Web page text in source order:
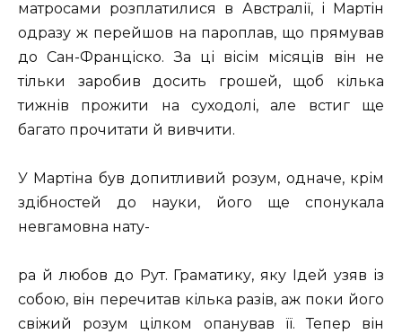
матросами розплатилися в Австралії, і Мартін
одразу ж перейшов на пароплав, що прямував
до Сан-Франціско. За ці вісім місяців він не
тільки заробив досить грошей, щоб кілька
тижнів прожити на суходолі, але встиг ще
багато прочитати й вивчити.
У Мартіна був допитливий розум, одначе, крім
здібностей до науки, його ще спонукала
невгамовна нату-
pa й любов до Рут. Граматику, яку Ідей узяв із
собою, він перечитав кілька разів, аж поки його
свіжий розум цілком опанував її. Тепер він